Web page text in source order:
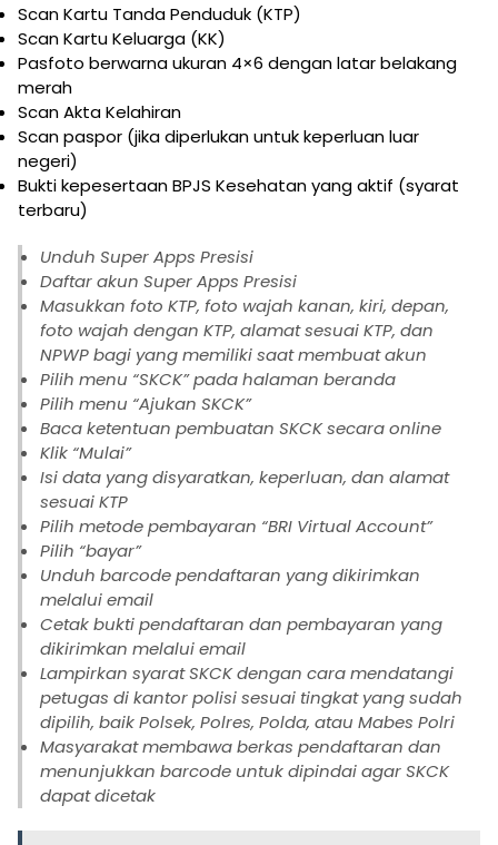
Scan Kartu Tanda Penduduk (KTP)
Scan Kartu Keluarga (KK)
Pasfoto berwarna ukuran 4×6 dengan latar belakang
merah
Scan Akta Kelahiran
Scan paspor (jika diperlukan untuk keperluan luar
negeri)
Bukti kepesertaan BPJS Kesehatan yang aktif (syarat
terbaru)
Unduh Super Apps Presisi
Daftar akun Super Apps Presisi
Masukkan foto KTP, foto wajah kanan, kiri, depan,
foto wajah dengan KTP, alamat sesuai KTP, dan
NPWP bagi yang memiliki saat membuat akun
Pilih menu “SKCK” pada halaman beranda
Pilih menu “Ajukan SKCK”
Baca ketentuan pembuatan SKCK secara online
Klik “Mulai”
Isi data yang disyaratkan, keperluan, dan alamat
sesuai KTP
Pilih metode pembayaran “BRI Virtual Account”
Pilih “bayar”
Unduh barcode pendaftaran yang dikirimkan
melalui email
Cetak bukti pendaftaran dan pembayaran yang
dikirimkan melalui email
Lampirkan syarat SKCK dengan cara mendatangi
petugas di kantor polisi sesuai tingkat yang sudah
dipilih, baik Polsek, Polres, Polda, atau Mabes Polri
Masyarakat membawa berkas pendaftaran dan
menunjukkan barcode untuk dipindai agar SKCK
dapat dicetak